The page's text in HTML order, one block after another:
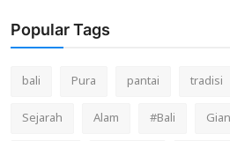
Popular Tags
bali Pura pantai tradisi
Sejarah
Alam #Bali